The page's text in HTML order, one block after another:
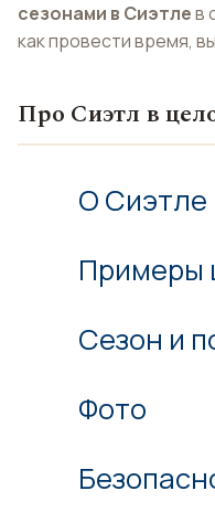
сезонами в Сиэтлев
как провести время,
Про Сиэтл в
О Сиэтле
Примеры
Сезон и
Фото